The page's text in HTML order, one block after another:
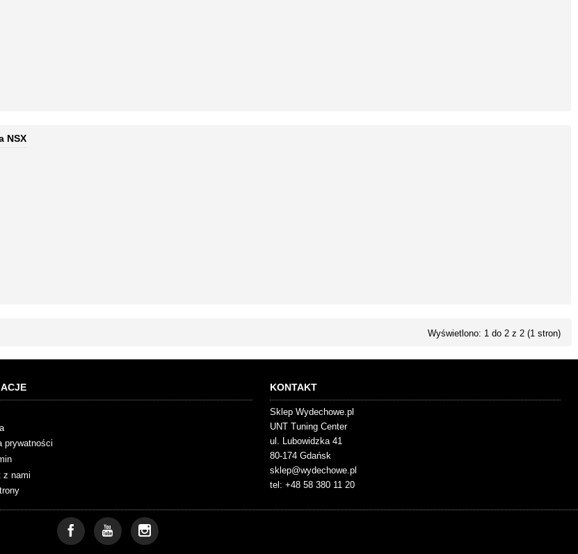
NSX
Wyświetlono: 1 do 2 z 2 (1 stron)
prywatności
z nami
KONTAKT
Sklep Wydechowe.pl
UNT Tuning Center
ul. Lubowidzka 41
80-174 Gdańsk
sklep@wydechowe.pl
tel: +48 58 380 11 20